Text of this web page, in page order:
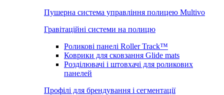
Пушерна система управління полицею Multivo
Гравітаційні системи на полицю
Роликові панелі Roller Track™
Коврики для сковзання Glide mats
Розділювачі і штовхачі для роликових
панелей
Профілі для брендування і сегментації